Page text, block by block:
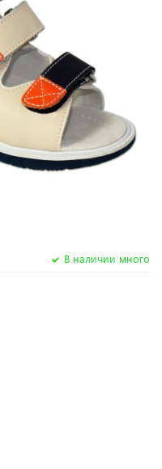
В наличии много